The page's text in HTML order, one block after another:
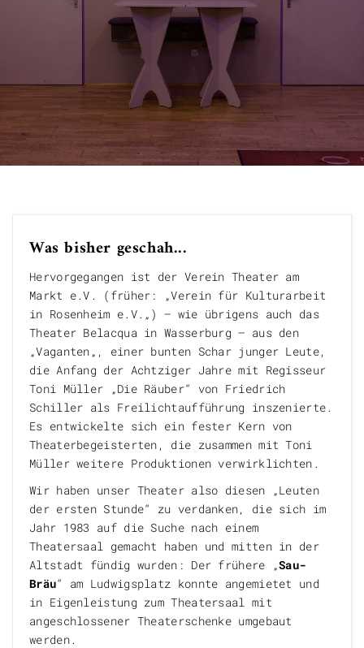
Mitgliedschaft
Vorstand und
Orga 
Theaterarbeit 
Freie Förderer 
Was bisher geschah...
Hervorgegangen ist der Verein Theater am
Markt e.V. (früher: „Verein für Kulturarbeit
in Rosenheim e.V.„) – wie übrigens auch das
Theater Belacqua in Wasserburg – aus den
„Vaganten„, einer bunten Schar junger Leute,
die Anfang der Achtziger Jahre mit Regisseur
Toni Müller „Die Räuber“ von Friedrich
Schiller als Freilichtaufführung inszenierte.
Es entwickelte sich ein fester Kern von
Theaterbegeisterten, die zusammen mit Toni
Müller weitere Produktionen verwirklichten.
Wir haben unser Theater also diesen „Leuten
der ersten Stunde“ zu verdanken, die sich im
Jahr 1983 auf die Suche nach einem
Theatersaal gemacht haben und mitten in der
Altstadt fündig wurden: Der frühere „Sau-
Bräu“ am Ludwigsplatz konnte angemietet und
in Eigenleistung zum Theatersaal mit
angeschlossener Theaterschenke umgebaut
werden.